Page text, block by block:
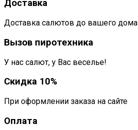
Доставка
Доставка салютов до вашего дома
Вызов пиротехника
У нас салют, у Вас веселье!
Скидка 10%
При оформлении заказа на сайте
Оплата